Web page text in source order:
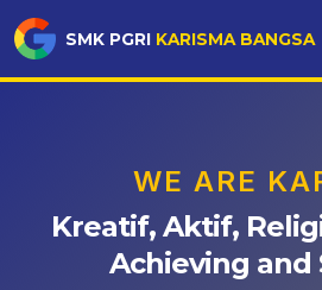
SMK PGRI KARISMA BANGSA
WE ARE
Kreatif, Aktif,
Achieving and